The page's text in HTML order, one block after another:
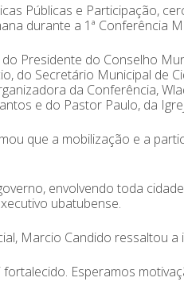
Públicas e Participação,
durante a 1ª Conferência
Presidente do Conselho
do Secretário Municipal de
da Conferência,
e do Pastor Paulo, da
que a mobilização e a
envolvendo toda
ubatubense.
Marcio Candido ressaltou
Esperamos